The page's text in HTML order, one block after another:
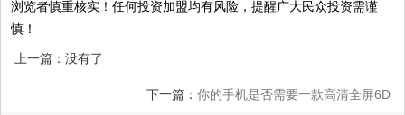
浏览者慎重核实！任何投资加盟均有风险，提醒广大民众投资需谨
慎！
上一篇：没有了
下一篇： 你的手机是否需要一款高清全屏6D